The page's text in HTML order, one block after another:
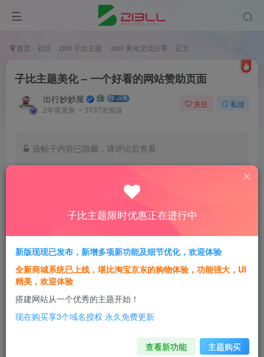
首页 社区 zibll 子比主题 zibll 美化交流分享 正文
子比主题美化 – 一个好看的网站赞助页面
出行妙妙屋
2年前更新 3137次阅读
关注 私信
该帖子内容已隐藏，请评论后查看
赞助页面来源于子比论坛，此版本为修改版
（图片本地化）
本站赞助页面：点击查看
子比主题限时优惠正在进行中
新版现现已发布，新增多项新功能及细节优化，欢迎体验
全新商城系统已上线，堪比淘宝京东的购物体验，功能强大，UI
精美，欢迎体验
搭建网站从一个优秀的主题开始！
现在购买享3个域名授权 永久免费更新
查看新功能 主题购买